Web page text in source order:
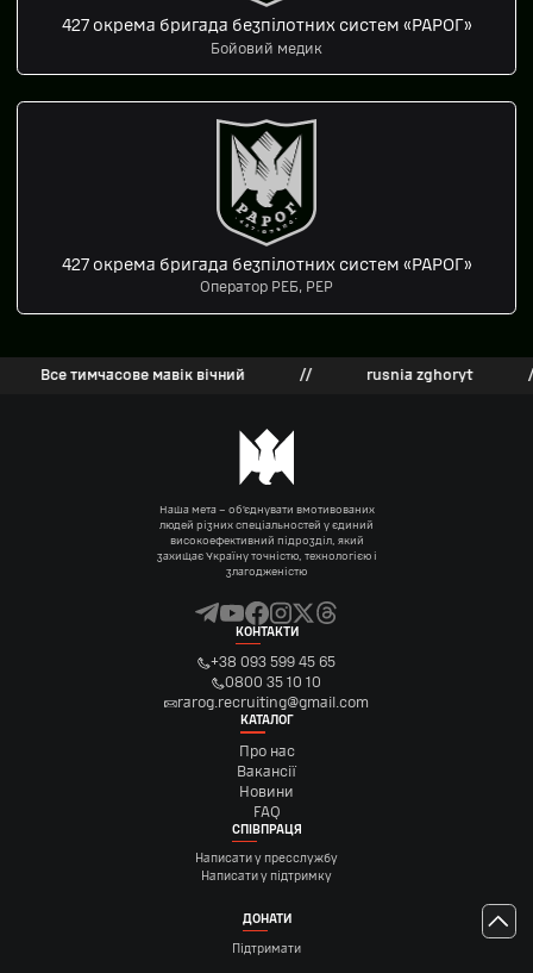
427 окрема бригада безпілотних систем «РАРОГ»
Бойовий медик
427 окрема бригада безпілотних систем «РАРОГ»
Оператор РЕБ, РЕР
Все тимчасове мавік вічний rusnia zghoryt
Наша мета – об’єднувати вмотивованих
людей різних спеціальностей у єдиний
високоефективний підрозділ, який
захищає Україну точністю, технологією і
злагодженістю
КОНТАКТИ
+38 093 599 45 65
0800 35 10 10
rarog.recruiting@gmail.com
КАТАЛОГ
Про нас
Вакансії
Новини
FAQ
СПІВПРАЦЯ
Написати у пресслужбу
Написати у підтримку
ДОНАТИ
Підтримати